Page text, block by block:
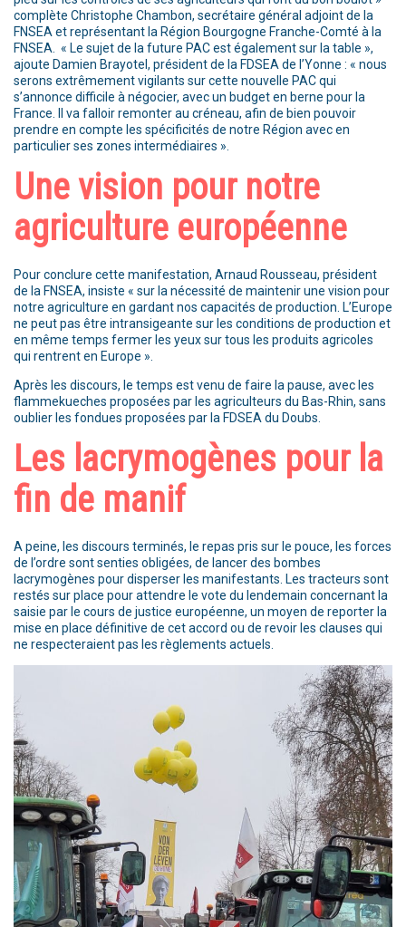
complète Christophe Chambon, secrétaire général adjoint de la
FNSEA et représentant la Région Bourgogne Franche-Comté à la
FNSEA. « Le sujet de la future PAC est également sur la table »,
ajoute Damien Brayotel, président de la FDSEA de l’Yonne : « nous
serons extrêmement vigilants sur cette nouvelle PAC qui
s’annonce difficile à négocier, avec un budget en berne pour la
France. Il va falloir remonter au créneau, afin de bien pouvoir
prendre en compte les spécificités de notre Région avec en
particulier ses zones intermédiaires ».
Une vision pour notre
agriculture européenne
Pour conclure cette manifestation, Arnaud Rousseau, président
de la FNSEA, insiste « sur la nécessité de maintenir une vision pour
notre agriculture en gardant nos capacités de production. L’Europe
ne peut pas être intransigeante sur les conditions de production et
en même temps fermer les yeux sur tous les produits agricoles
qui rentrent en Europe ».
Après les discours, le temps est venu de faire la pause, avec les
flammekueches proposées par les agriculteurs du Bas-Rhin, sans
oublier les fondues proposées par la FDSEA du Doubs.
Les lacrymogènes pour la
fin de manif
A peine, les discours terminés, le repas pris sur le pouce, les forces
de l’ordre sont senties obligées, de lancer des bombes
lacrymogènes pour disperser les manifestants. Les tracteurs sont
restés sur place pour attendre le vote du lendemain concernant la
saisie par le cours de justice européenne, un moyen de reporter la
mise en place définitive de cet accord ou de revoir les clauses qui
ne respecteraient pas les règlements actuels.